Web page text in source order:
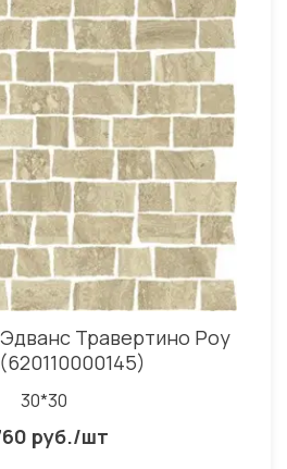
Травертино Роу
30*30
руб./шт